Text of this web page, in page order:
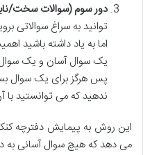
دور سوم (سوالات سخت/
توانید به سراغ سوالاتی
اما به یاد داشته باشید
یک سوال آسان و یک سوال
پس هرگز برای یک سوال
ندهید که می توانستید
این روش به پیمایش دفترچه
می دهد که هیچ سوال آسانی به